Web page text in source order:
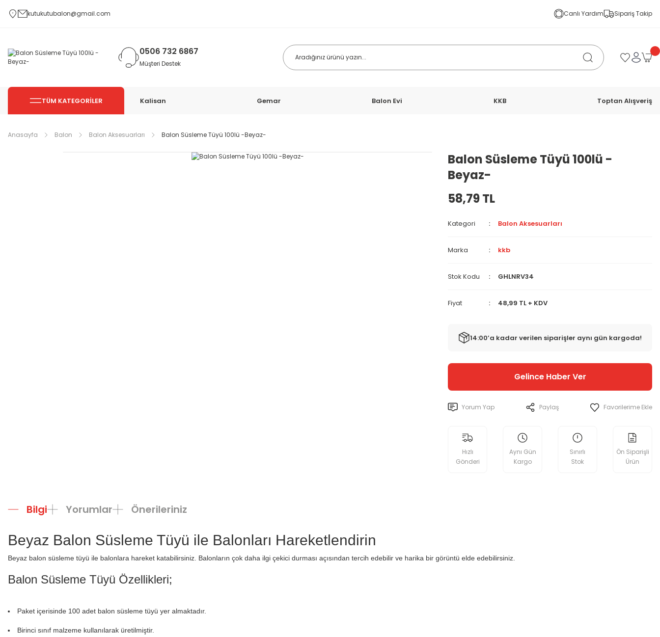
kutukutubalon@gmail.com Canlı Yardım Sipariş Takip
0506 732 6867
Müşteri Destek
TÜM KATEGORİLER Kalisan Gemar Balon Evi KKB Toptan Alışveriş
Anasayfa Balon Balon Aksesuarları Balon Süsleme Tüyü 100lü -Beyaz-
Balon Süsleme Tüyü 100lü -
Beyaz-
58,79 TL
Kategori Balon Aksesuarları
Marka kkb
Stok Kodu GHLNRV34
Fiyat 48,99 TL + KDV
14:00’a kadar verilen siparişler aynı gün kargoda!
Gelince Haber Ver
Yorum Yap Paylaş
Hızlı
Gönderi
Aynı Gün
Kargo
Sınırlı
Stok
Ön Siparişli
Ürün
Bilgi Yorumlar Önerileriniz
Beyaz Balon Süsleme Tüyü ile Balonları Hareketlendirin
Beyaz balon süsleme tüyü ile balonlara hareket katabilirsiniz. Balonların çok daha ilgi çekici durması açısından tercih edebilir ve harika bir görüntü elde edebilirsiniz.
Balon Süsleme Tüyü Özellikleri;
Paket içerisinde 100 adet balon süsleme tüyü yer almaktadır.
Birinci sınıf malzeme kullanılarak üretilmiştir.